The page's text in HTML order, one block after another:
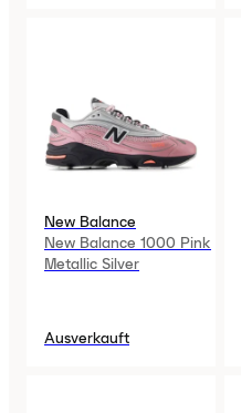
New Balance
New Balance 1000 Pink
Metallic Silver
Ausverkauft